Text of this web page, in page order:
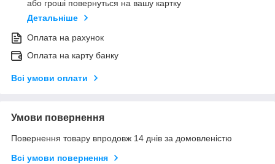
або гроші повернуться на вашу картку
Детальніше
Оплата на рахунок
Оплата на карту банку
Всі умови оплати
Умови повернення
Повернення товару впродовж 14 днів за домовленістю
Всі умови повернення